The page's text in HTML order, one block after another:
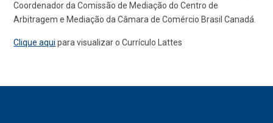
Coordenador da Comissão de Mediação do Centro de
Arbitragem e Mediação da Câmara de Comércio Brasil Canadá.
Clique aqui para visualizar o Currículo Lattes